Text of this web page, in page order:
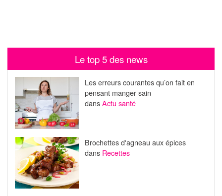
Le top 5 des news
Les erreurs courantes qu’on fait en
pensant manger sain
dansActu santé
Brochettes d'agneau aux épices
dans Recettes